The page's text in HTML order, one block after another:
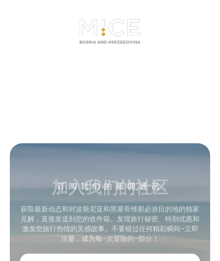
订阅我们的新闻通讯
加入我们的社区
获取最新动态和对波斯尼亚和黑塞哥维那必游目的地的独家
见解，直接发送到您的收件箱。发现旅行秘密、特别优惠和
激发您旅行热情的灵感故事。不要错过任何精彩瞬间–立即
注册，成为每–次冒险的–部分！